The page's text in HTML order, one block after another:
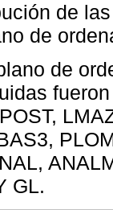
de
de
de
GL.